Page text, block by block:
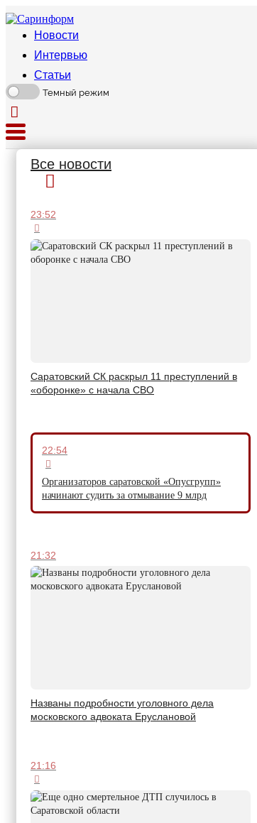
Новости
Интервью
Статьи
Темный режим
Все новости
23:52
Саратовский СК раскрыл 11 преступлений в
«оборонке» с начала СВО
22:54
Организаторов саратовской «Опусгрупп»
начинают судить за отмывание 9 млрд
21:32
Названы подробности уголовного дела
московского адвоката Еруслановой
21:16